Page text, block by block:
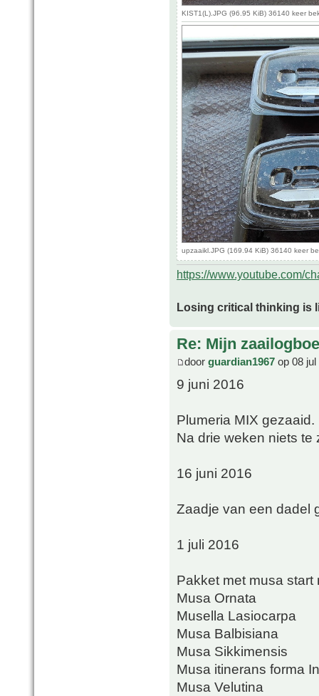
KIST1(L).JPG (96.95 KiB) 36140 keer
upzaaikl.JPG (169.94 KiB) 36140 keer
https://www.youtube.com/
Losing critical thinking is
Re: Mijn
door guardian1967 op 08 jul
9 juni 2016
Plumeria MIX gezaaid.
Na drie weken niets te
16 juni 2016
Zaadje van een dadel
1 juli 2016
Pakket met musa
Musa Ornata
Musella Lasiocarpa
Musa Balbisiana
Musa Sikkimensis
Musa itinerans forma
Musa Velutina